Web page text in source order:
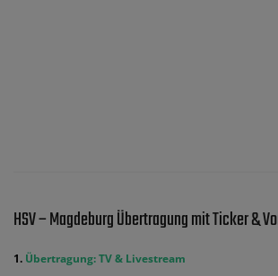
HSV – Magdeburg Übertragung mit Ticker &
Übertragung: TV & Livestream